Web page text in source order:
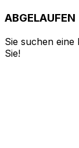
ABGELAUFEN
Sie suchen
Sie!